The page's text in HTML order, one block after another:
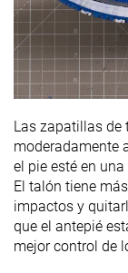
Las zapatillas de
moderadamente
el pie esté en
El talón tiene
impactos y
que el antepié
mejor control de